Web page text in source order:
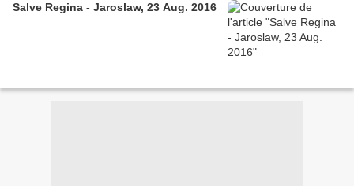
Salve Regina - Jaroslaw, 23 Aug. 2016